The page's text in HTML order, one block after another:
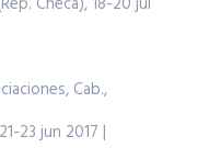
Cab.,
23 jun 2017 |